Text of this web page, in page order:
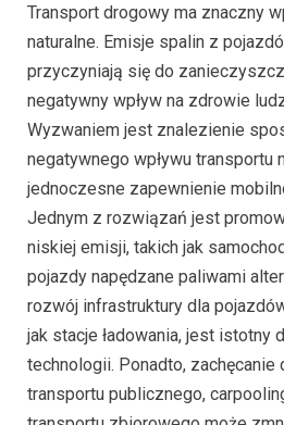
Transport drogowy ma znaczny
naturalne. Emisje spalin z
przyczyniają się do
negatywny wpływ na zdrowie
Wyzwaniem jest znalezienie
negatywnego wpływu transportu
jednoczesne zapewnienie
Jednym z rozwiązań jest
niskiej emisji, takich jak
pojazdy napędzane paliwami
rozwój infrastruktury dla
jak stacje ładowania, jest istotny
technologii. Ponadto, zachęcanie
transportu publicznego,